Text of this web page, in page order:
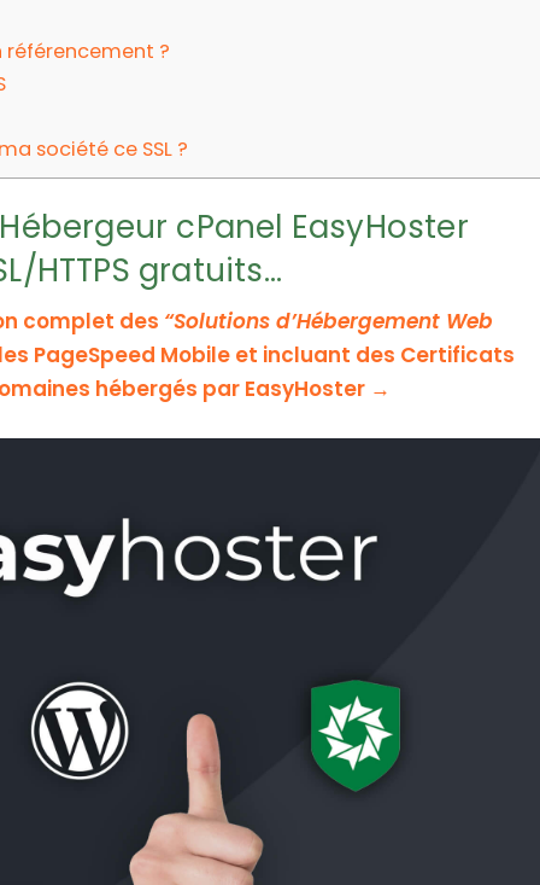
?
société ce SSL ?
cPanel EasyHoster
HTTPS gratuits…
complet des “Solutions d’Hébergement Web
PageSpeed Mobile et incluant des Certificats
hébergés par EasyHoster →